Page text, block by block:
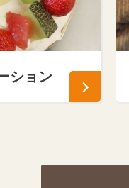
ション